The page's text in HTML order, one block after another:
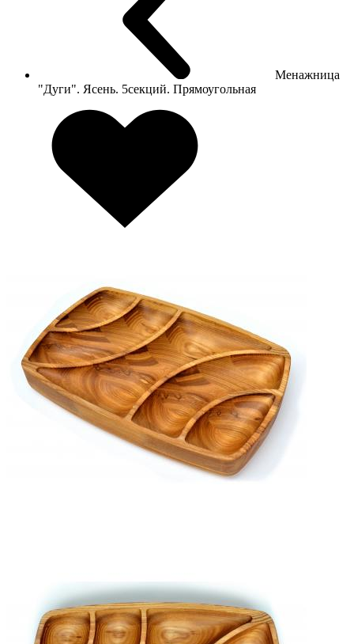
Менажница
"Дуги". Ясень. 5секций. Прямоугольная